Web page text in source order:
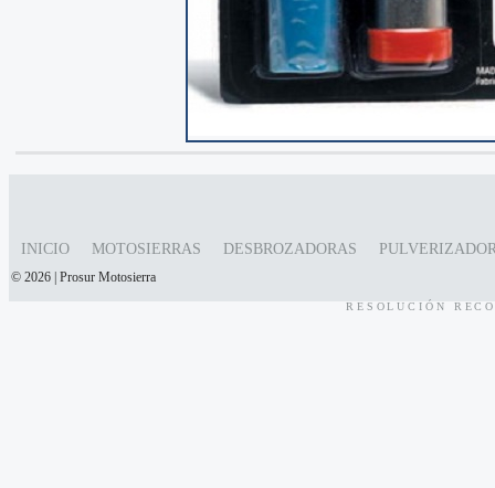
INICIO MOTOSIERRAS DESBROZADORAS
© 2026 | Prosur Motosierra
RESOLUCIÓN